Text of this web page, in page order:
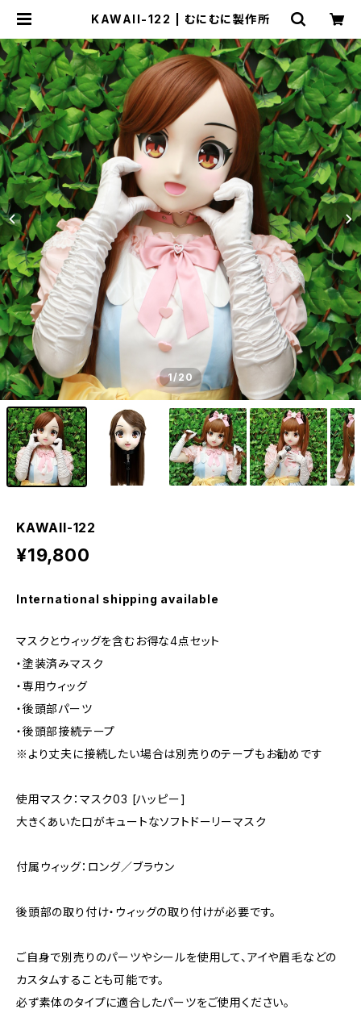
KAWAII-122 | むにむに製作所
1/20
KAWAII-122
¥19,800
International shipping available
マスクとウィッグを含むお得な4点セット
・塗装済みマスク
・専用ウィッグ
・後頭部パーツ
・後頭部接続テープ
※より丈夫に接続したい場合は別売りのテープもお勧めです
使用マスク：マスク03 [ハッピー]
大きくあいた口がキュートなソフトドーリーマスク
付属ウィッグ：ロング／ブラウン
後頭部の取り付け・ウィッグの取り付けが必要です。
ご自身で別売りのパーツやシールを使用して、アイや眉毛などの
カスタムすることも可能です。
必ず素体のタイプに適合したパーツをご使用ください。